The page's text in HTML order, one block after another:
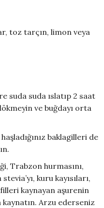
toz tarçın, limon veya
suda suda ıslatıp 2 saat
ve buğdayı orta
baklagilleri de
Trabzon hurmasını,
kuru kayısıları,
kaynayan aşurenin
kaynatın. Arzu ederseniz